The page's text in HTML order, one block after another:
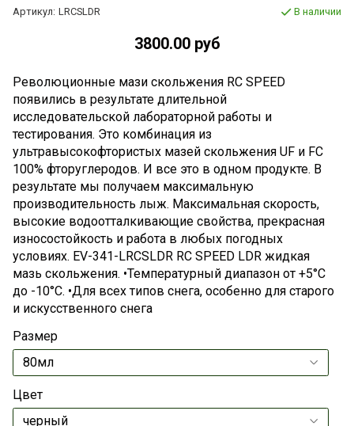
Артикул: LRCSLDR В наличии
3800.00 руб
Революционные мази скольжения RC SPEED
появились в результате длительной
исследовательской лабораторной работы и
тестирования. Это комбинация из
ультравысокофтористых мазей скольжения UF и FC
100% фторуглеродов. И все это в одном продукте. В
результате мы получаем максимальную
производительность лыж. Максимальная скорость,
высокие водоотталкивающие свойства, прекрасная
износостойкость и работа в любых погодных
условиях. EV-341-LRCSLDR RC SPEED LDR жидкая
мазь скольжения. •Температурный диапазон от +5°С
до -10°С. •Для всех типов снега, особенно для старого
и искусственного снега
Размер
Цвет